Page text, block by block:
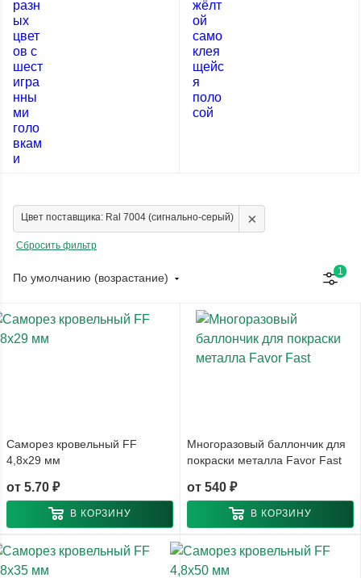
Цвет поставщика: Ral 7004 (сигнально-серый) ×
Сбросить фильтр
По умолчанию (возрастание) 1
Саморез кровельный FF
4,8x29 мм
от 5.70 ₽
В КОРЗИНУ
Многоразовый баллончик для
покраски металла Favor Fast
от 540 ₽
В КОРЗИНУ